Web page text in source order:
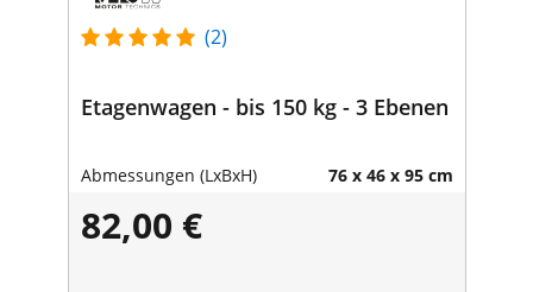
(2)
Etagenwagen - bis 150 kg - 3 Ebenen
Abmessungen (LxBxH) 76 x 46 x 95 cm
82,00 €